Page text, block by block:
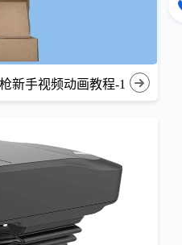
新手视频动画教程-1